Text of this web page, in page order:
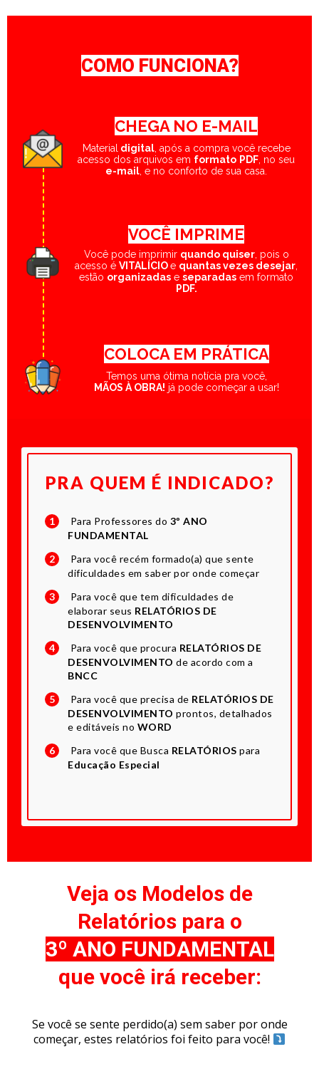
COMO FUNCIONA?
CHEGA NO E-MAIL
Materialdigital, após a compra você recebe
acesso dos arquivos em formato PDF, no seu
e-mail, e no conforto de sua casa.
VOCÊ IMPRIME
Você pode imprimir quando quiser, pois o
acesso é VITALÍCIOe quantas vezes desejar,
estão organizadas e separadas em formato
PDF.
COLOCA EM PRÁTICA
Temos uma ótima notícia pra você,
MÃOS À OBRA! já pode começar a usar!
PRA QUEM É INDICADO?
1 Para Professores do 3º ANO
FUNDAMENTAL
2
Para você recém formado(a) que sente
dificuldades em saber por onde começar
3
Para você que tem dificuldades de
elaborar seus RELATÓRIOS DE
DESENVOLVIMENTO
4
Para você que procura RELATÓRIOS DE
DESENVOLVIMENTO de acordo com a
BNCC
5
Para você que precisa de RELATÓRIOS DE
DESENVOLVIMENTO prontos, detalhados
e editáveis no WORD
6
Para você que Busca RELATÓRIOS para
Educação Especial
Veja os Modelos de
Relatórios para o
3º ANO FUNDAMENTAL
que você irá receber:
Se você se sente perdido(a) sem saber por onde
começar, estes relatórios foi feito para você!